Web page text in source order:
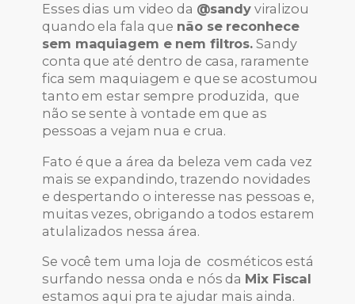
Esses dias um video da @sandy viralizou
quando ela fala que não se reconhece
sem maquiagem e nem filtros. Sandy
conta que até dentro de casa, raramente
fica sem maquiagem e que se acostumou
tanto em estar sempre produzida, que
não se sente à vontade em que as
pessoas a vejam nua e crua.
Fato é que a área da beleza vem cada vez
mais se expandindo, trazendo novidades
e despertando o interesse nas pessoas e,
muitas vezes, obrigando a todos estarem
atulalizados nessa área.
Se você tem uma loja de cosméticos está
surfando nessa onda e nós da Mix Fiscal
estamos aqui pra te ajudar mais ainda.